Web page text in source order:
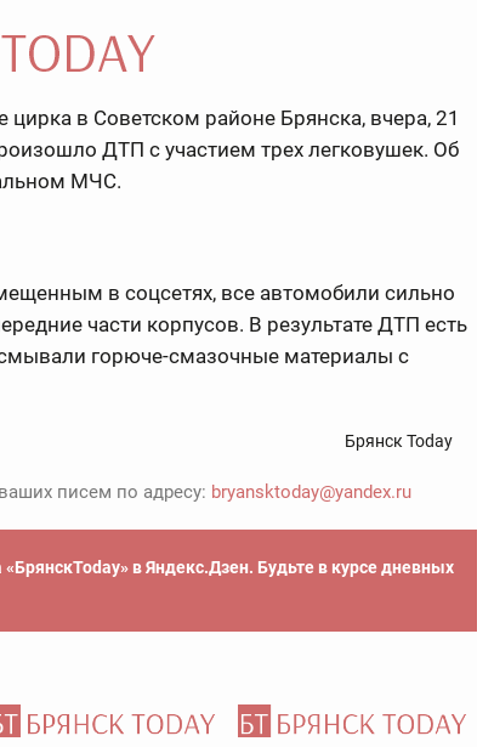
цирка в Советском районе Брянска, вчера, 21
ДТП с участием трех легковушек. Об
МЧС.
в соцсетях, все автомобили сильно
части корпусов. В результате ДТП есть
горюче-смазочные материалы с
Брянск Today
писем по адресу: bryansktoday@yandex.ru
в Яндекс.Дзен. Будьте в курсе дневных